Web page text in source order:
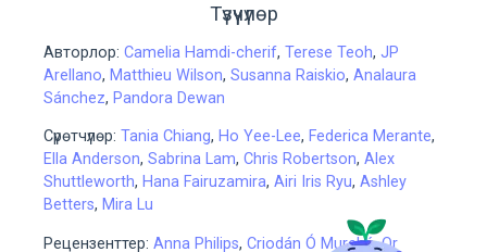
Түзүүчүлөр
Авторлор: Camelia Hamdi-cherif, Terese Teoh, JP
Arellano, Matthieu Wilson, Susanna Raiskio, Analaura
Sánchez, Pandora Dewan
Сүрөтчүлөр: Tania Chiang, Ho Yee-Lee, Federica Merante,
Ella Anderson, Sabrina Lam, Chris Robertson, Alex
Shuttleworth, Hana Fairuzamira, Airi Iris Ryu, Ashley
Betters, Mira Lu
Рецензенттер: Anna Philips, Criodán Ó Murchú,Or